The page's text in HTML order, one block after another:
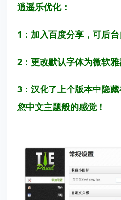
逍遥乐优化：
1：加入百度分享，可后
2：更改默认字体为微软
3：汉化了上个版本中隐
您中文主题般的感觉！